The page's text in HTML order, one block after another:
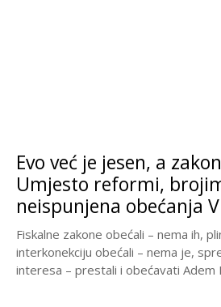
Evo već je jesen, a
Umjesto reformi,
neispunjena obećanja
Fiskalne zakone obećali – nema ih,
interkonekciju obećali – nema je,
interesa – prestali i obećavati Adem